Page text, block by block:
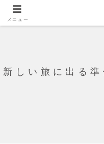
新しい旅に出る
メニュー